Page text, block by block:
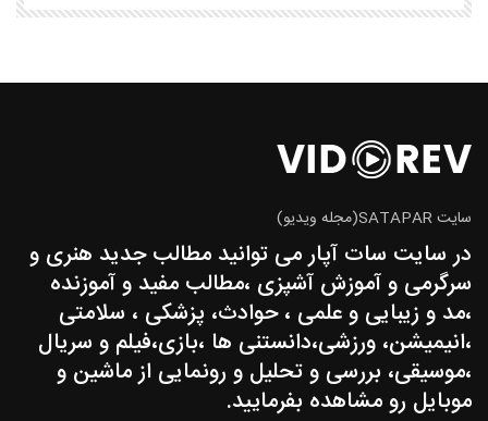
سایت SATAPAR(مجله ویدیو)
در سایت سات آپار می توانید مطالب جدید هنری و
سرگرمی و آموزش آشپزی ،مطالب مفید و آموزنده
،مد و زیبایی و علمی ، حوادث، پزشکی ، سلامتی
،انیمیشن، ورزشی،دانستنی ها ،بازی،فیلم و سریال
،موسیقی، بررسی و تحلیل و رونمایی از ماشین و
موبایل رو مشاهده بفرمایید.